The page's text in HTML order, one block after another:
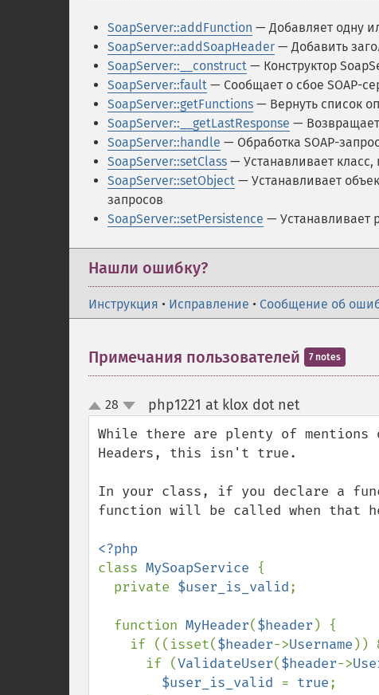
SoapServer::addFunction — Добавляет одну
SoapServer::addSoapHeader — Добавить
SoapServer::__construct — Конструктор
SoapServer::fault — Сообщает о сбое SOAP-
SoapServer::getFunctions — Вернуть список
SoapServer::__getLastResponse — Возвращает
SoapServer::handle — Обработка SOAP-
SoapServer::setClass — Устанавливает класс,
SoapServer::setObject — Устанавливает
запросов
SoapServer::setPersistence — Устанавливает
Нашли ошибку?
Инструкция • Исправление • Сообщение об
Примечания пользователей 7 notes
up
down
28 php1221 at klox dot net¶
While there are plenty of mentions
Headers, this isn't true.
In your class, if you declare a
function will be called when that
class MySoapService {
  private
$user_is_valid;
  function
MyHeader($header ) {
    if ((isset(
$header->Username ))
      if (
ValidateUser($header->
$user_is_valid = true;